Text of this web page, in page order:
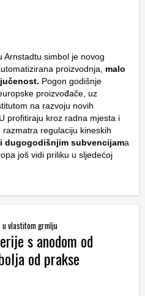
Arnstadtu simbol je novog
proizvodnja, malo
Pogon godišnje
proizvođače, uz
na razvoju novih
profitiraju kroz radna mjesta i
regulaciju kineskih
dugogodišnjim subvencijama
još vidi priliku u sljedećoj
vlastitom grmlju
s anodom od
od prakse